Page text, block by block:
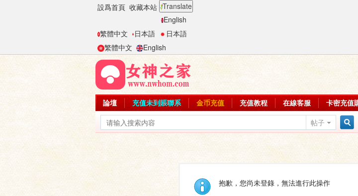
設爲首頁 收藏本站 Translate
English
繁體中文
日本語
日本語
繁體中文
English
論壇 充值未到賬聯系 金币充值 充值教程 在線客服 卡密充值
帖子
抱歉，您尚未登錄，無法進行此操作